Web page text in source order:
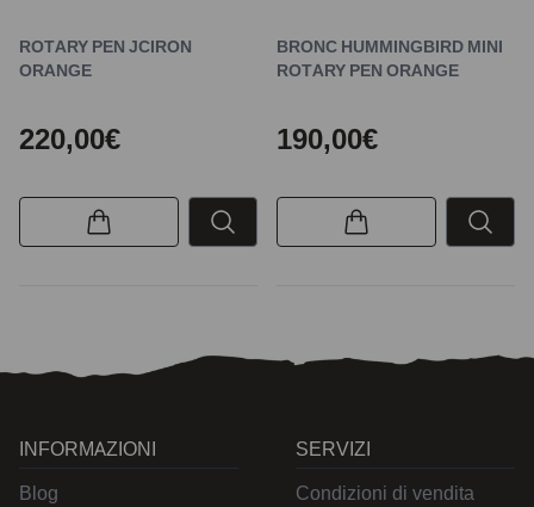
ROTARY PEN JCIRON
ORANGE
220,00€
BRONC HUMMINGBIRD MINI
ROTARY PEN ORANGE
190,00€
INFORMAZIONI
Blog
SERVIZI
Condizioni di vendita